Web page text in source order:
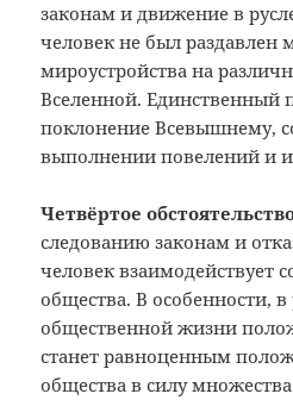
законам и движение в
человек не был раздавлен
мироустройства на
Вселенной. Единственный
поклонение Всевышнему,
выполнении повелений и
Четвёртое
следованию законам и
человек взаимодействует
общества. В особенности,
общественной жизни
станет равноценным
общества в силу